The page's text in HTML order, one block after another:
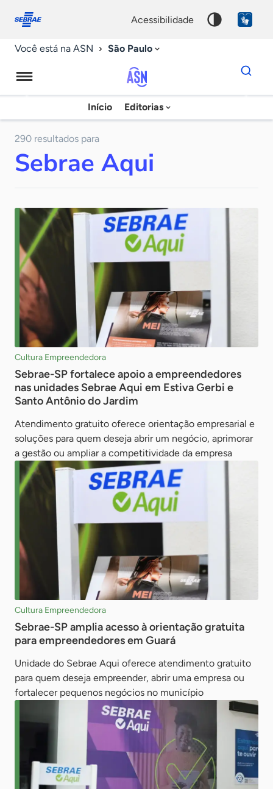
conosco
acessibilidade
Você está na ASN São Paulo
Agência
Sebrae
Notícias
Início Editorias
Dados
para
chave
290 resultados para
Sebrae Aqui
Cultura Empreendedora
Sebrae-SP fortalece apoio a empreendedores
nas unidades Sebrae Aqui em Estiva Gerbi e
Santo Antônio do Jardim
Atendimento gratuito oferece orientação empresarial e
soluções para quem deseja abrir um negócio, aprimorar
a gestão ou ampliar a competitividade da empresa
Cultura Empreendedora
Sebrae-SP amplia acesso à orientação gratuita
para empreendedores em Guará
Unidade do Sebrae Aqui oferece atendimento gratuito
para quem deseja empreender, abrir uma empresa ou
fortalecer pequenos negócios no município